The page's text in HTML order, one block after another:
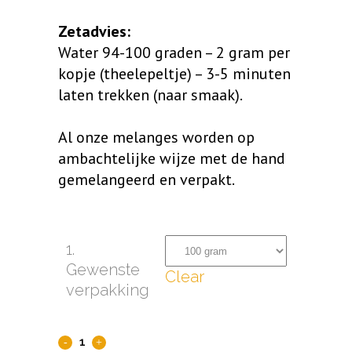
Zetadvies:
Water 94-100 graden – 2 gram per
kopje (theelepeltje) – 3-5 minuten
laten trekken (naar smaak).
Al onze melanges worden op
ambachtelijke wijze met de hand
gemelangeerd en verpakt.
1.
Gewenste
verpakking
Clear
Lapsang